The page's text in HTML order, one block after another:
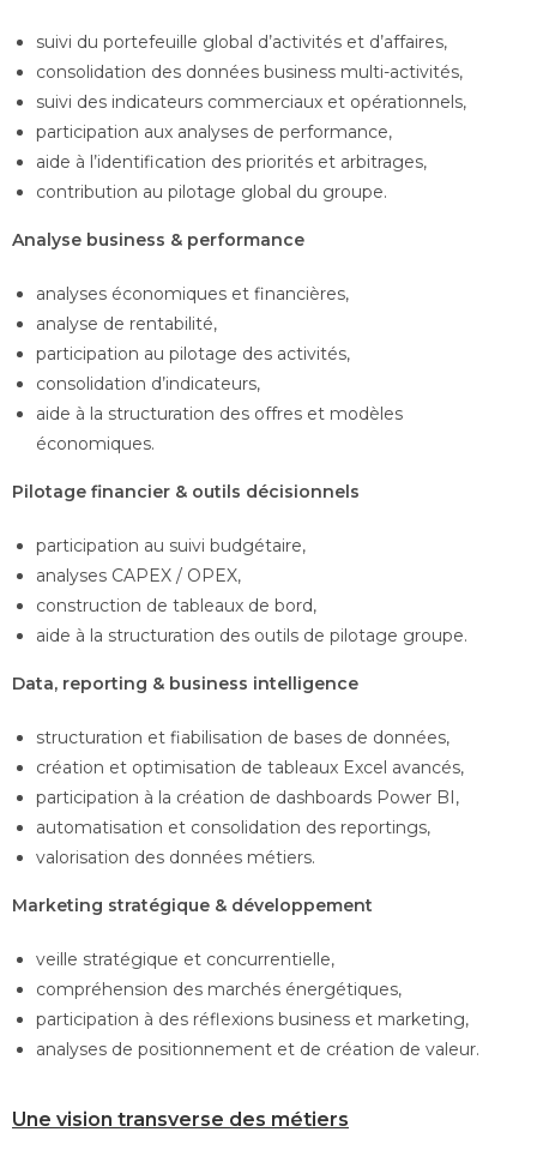
suivi du portefeuille global d’activités et d’affaires,
consolidation des données business multi-activités,
suivi des indicateurs commerciaux et opérationnels,
participation aux analyses de performance,
aide à l’identification des priorités et arbitrages,
contribution au pilotage global du groupe.
Analyse business & performance
analyses économiques et financières,
analyse de rentabilité,
participation au pilotage des activités,
consolidation d’indicateurs,
aide à la structuration des offres et modèles
économiques.
Pilotage financier & outils décisionnels
participation au suivi budgétaire,
analyses CAPEX / OPEX,
construction de tableaux de bord,
aide à la structuration des outils de pilotage groupe.
Data, reporting & business intelligence
structuration et fiabilisation de bases de données,
création et optimisation de tableaux Excel avancés,
participation à la création de dashboards Power BI,
automatisation et consolidation des reportings,
valorisation des données métiers.
Marketing stratégique & développement
veille stratégique et concurrentielle,
compréhension des marchés énergétiques,
participation à des réflexions business et marketing,
analyses de positionnement et de création de valeur.
Une vision transverse des métiers